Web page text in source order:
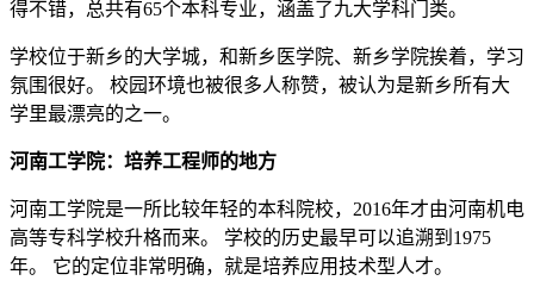
得不错，总共有65个本科专业，涵盖了九大学科门类。
学校位于新乡的大学城，和新乡医学院、新乡学院挨着，学习
氛围很好。 校园环境也被很多人称赞，被认为是新乡所有大
学里最漂亮的之一。
河南工学院：培养工程师的地方
河南工学院是一所比较年轻的本科院校，2016年才由河南机电
高等专科学校升格而来。 学校的历史最早可以追溯到1975
年。 它的定位非常明确，就是培养应用技术型人才。